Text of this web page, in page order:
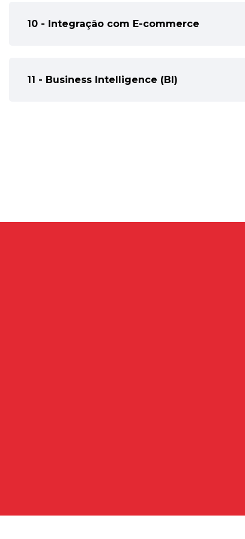
10 - Integração com E-commerce
11 - Business Intelligence (BI)